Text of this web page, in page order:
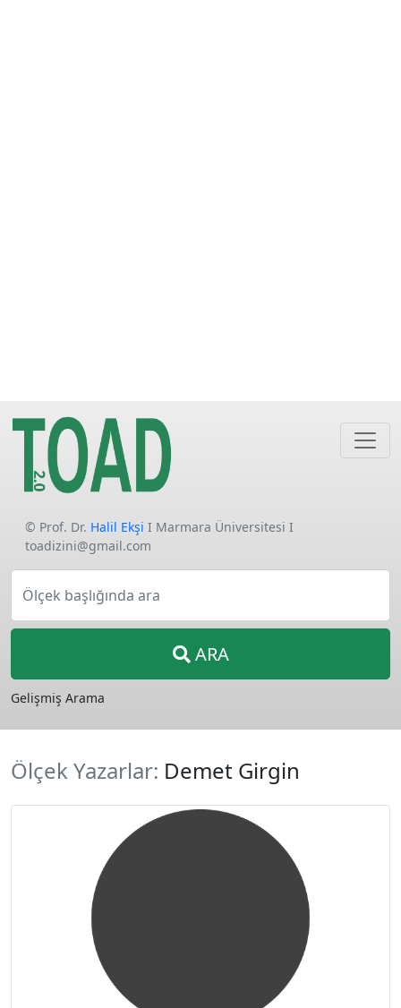
© Prof. Dr. Halil Ekşi I Marmara Üniversitesi I
toadizini@gmail.com
Ölçek başlığında ara
ARA
Gelişmiş Arama
Ölçek Yazarlar: Demet Girgin